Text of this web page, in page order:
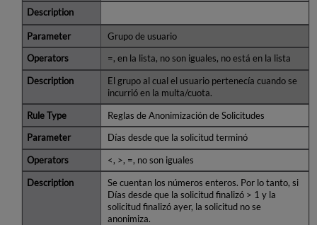
Grupo de usuario
=, en la lista, no son iguales, no está en la lista
El grupo al cual el usuario pertenecía cuando se
incurrió en la multa/cuota.
Reglas de Anonimización de Solicitudes
Días desde que la solicitud terminó
<, >, =, no son iguales
Se cuentan los números enteros. Por lo tanto, si
Días desde que la solicitud finalizó > 1 y la
solicitud finalizó ayer, la solicitud no se
anonimiza.